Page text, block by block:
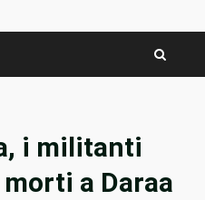
i militanti
a Daraa